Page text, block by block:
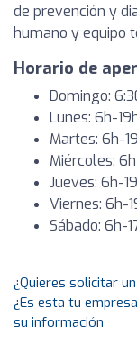
de prevención y
humano y equipo
Horario de
Domingo:
Lunes: 6h-
Martes: 6h-
Miércoles:
Jueves: 6h-
Viernes: 6h-
Sábado: 6h-
¿Quieres solicitar
¿Es esta tu
su información